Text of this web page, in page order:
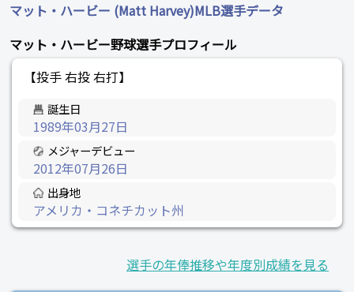
マット・ハービー (Matt Harvey)MLB選手データ
マット・ハービー野球選手プロフィール
【投手 右投 右打】
誕生日
1989年03月27日
メジャーデビュー
2012年07月26日
出身地
アメリカ・コネチカット州
選手の年俸推移や年度別成績を見る